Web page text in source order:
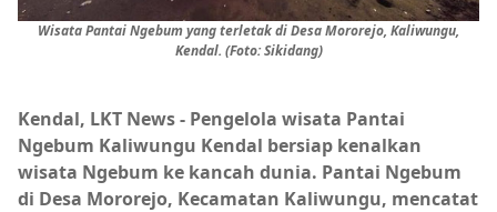
Wisata Pantai Ngebum yang terletak di Desa Mororejo, Kaliwungu,
Kendal. (Foto: Sikidang)
Kendal, LKT News- Pengelola wisata Pantai
Ngebum Kaliwungu Kendal bersiap kenalkan
wisata Ngebum ke kancah dunia. Pantai Ngebum
di Desa Mororejo, Kecamatan Kaliwungu, mencatat